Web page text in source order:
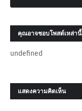
คุณอาจชอบโพสต์เหล่านี้
undefined
แสดงความคิดเห็น